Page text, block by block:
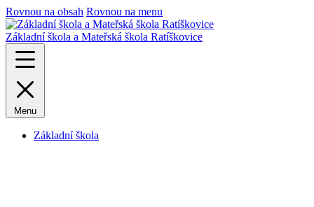
Rovnou na obsah Rovnou na menu
Základní škola a Mateřská škola Ratíškovice
Menu
Základní škola